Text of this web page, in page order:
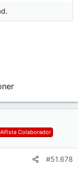
Alfista Colaborador
#51.678